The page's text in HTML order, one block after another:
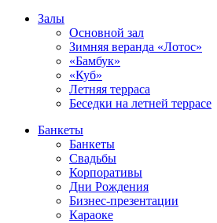
Залы
Основной зал
Зимняя веранда «Лотос»
«Бамбук»
«Куб»
Летняя терраса
Беседки на летней террасе
Банкеты
Банкеты
Свадьбы
Корпоративы
Дни Рождения
Бизнес-презентации
Караоке